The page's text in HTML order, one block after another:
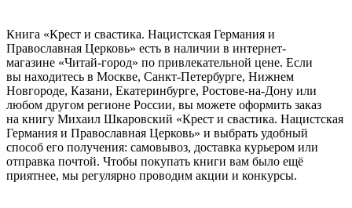
Книга «Крест и свастика. Нацистская Германия и
Православная Церковь» есть в наличии в интернет-
магазине «Читай-город» по привлекательной цене. Если
вы находитесь в Москве, Санкт-Петербурге, Нижнем
Новгороде, Казани, Екатеринбурге, Ростове-на-Дону или
любом другом регионе России, вы можете оформить заказ
на книгу Михаил Шкаровский «Крест и свастика. Нацистская
Германия и Православная Церковь» и выбрать удобный
способ его получения: самовывоз, доставка курьером или
отправка почтой. Чтобы покупать книги вам было ещё
приятнее, мы регулярно проводим акции и конкурсы.